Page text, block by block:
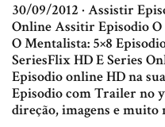
30/09/2012 · Assistir
Online Assitir Episodio
O Mentalista: 5×8
SeriesFlix HD E Series
Episodio online HD na
Episodio com Trailer no
direção, imagens e muito